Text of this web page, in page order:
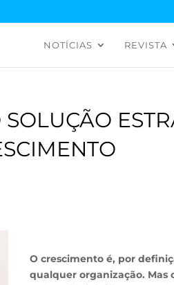
NOTÍCIAS REVISTA
O crescimento é, por
qualquer organização. Mas